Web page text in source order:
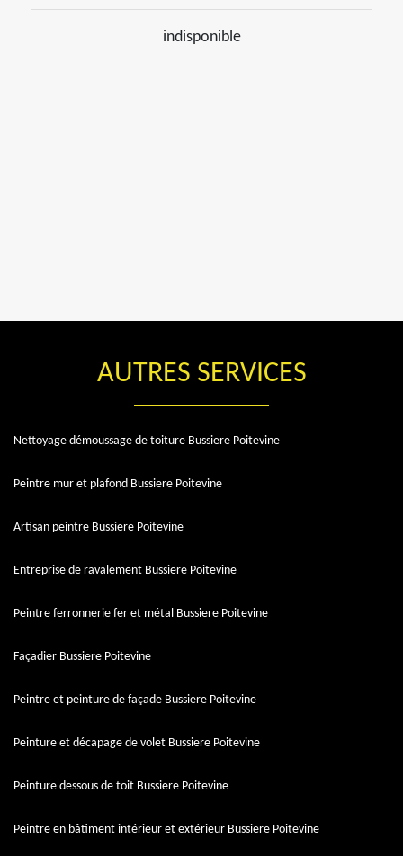
indisponible
AUTRES SERVICES
Nettoyage démoussage de toiture Bussiere Poitevine
Peintre mur et plafond Bussiere Poitevine
Artisan peintre Bussiere Poitevine
Entreprise de ravalement Bussiere Poitevine
Peintre ferronnerie fer et métal Bussiere Poitevine
Façadier Bussiere Poitevine
Peintre et peinture de façade Bussiere Poitevine
Peinture et décapage de volet Bussiere Poitevine
Peinture dessous de toit Bussiere Poitevine
Peintre en bâtiment intérieur et extérieur Bussiere Poitevine